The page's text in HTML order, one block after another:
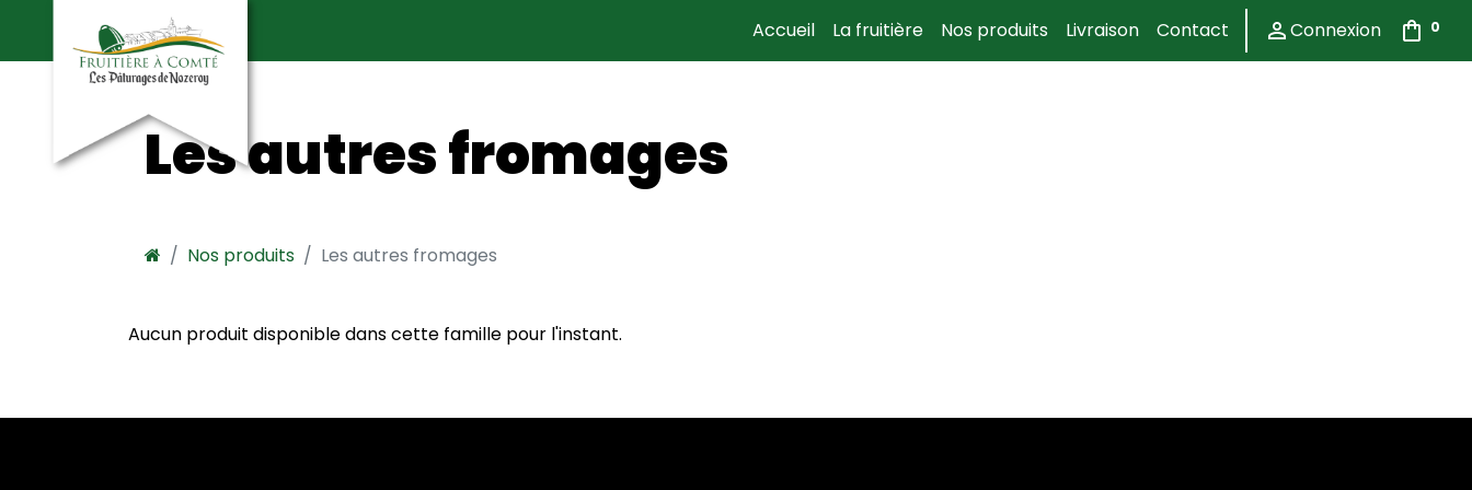
Accueil La fruitière Nos produits Livraison Contact person_outlineConnexion shopping_bag 0
Les autres fromages
Nos produits Les autres fromages
Aucun produit disponible dans cette famille pour l'instant.